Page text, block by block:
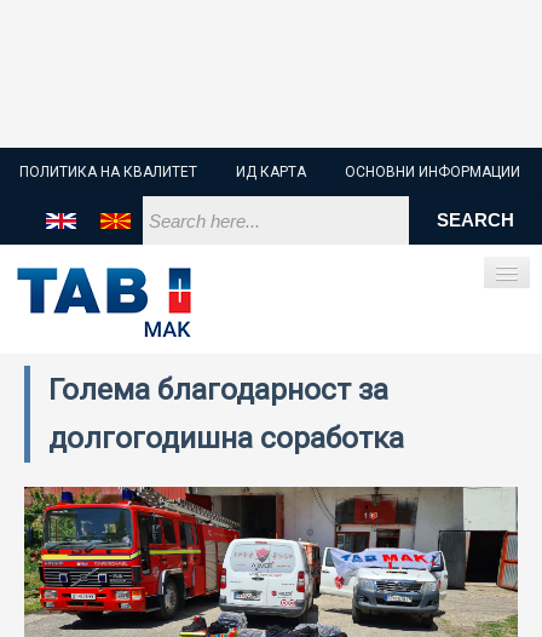
ПОЛИТИКА НА КВАЛИТЕТ ИД КАРТА ОСНОВНИ ИНФОРМАЦИИ
ПОЧЕТНА
СТАРТЕР БАТЕРИИ
ИНДУСТРИСКИ БАТЕРИИ
ECOMOTION
СПОРТ
Голема благодарност за
долгогодишна соработка